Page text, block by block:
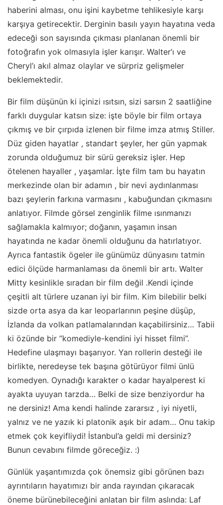
haberini alması, onu işini kaybetme tehlikesiyle karşı
karşıya getirecektir. Derginin basılı yayın hayatına veda
edeceği son sayısında çıkması planlanan önemli bir
fotoğrafın yok olmasıyla işler karışır. Walter’ı ve
Cheryl’ı akıl almaz olaylar ve sürpriz gelişmeler
beklemektedir.
Bir film düşünün ki içinizi ısıtsın, sizi sarsın 2 saatliğine
farklı duygular katsın size: işte böyle bir film ortaya
çıkmış ve bir çırpıda izlenen bir filme imza atmış Stiller.
Düz giden hayatlar , standart şeyler, her gün yapmak
zorunda olduğumuz bir sürü gereksiz işler. Hep
ötelenen hayaller , yaşamlar. İşte film tam bu hayatın
merkezinde olan bir adamın , bir nevi aydınlanması
bazı şeylerin farkına varmasını , kabuğundan çıkmasını
anlatıyor. Filmde görsel zenginlik filme ısınmanızı
sağlamakla kalmıyor; doğanın, yaşamın insan
hayatında ne kadar önemli olduğunu da hatırlatıyor.
Ayrıca fantastik ögeler ile günümüz dünyasını tatmin
edici ölçüde harmanlaması da önemli bir artı. Walter
Mitty kesinlikle sıradan bir film değil .Kendi içinde
çeşitli alt türlere uzanan iyi bir film. Kim bilebilir belki
sizde orta asya da kar leoparlarının peşine düşüp,
İzlanda da volkan patlamalarından kaçabilirsiniz… Tabii
ki özünde bir “komediyle-kendini iyi hisset filmi”.
Hedefine ulaşmayı başarıyor. Yan rollerin desteği ile
birlikte, neredeyse tek başına götürüyor filmi ünlü
komedyen. Oynadığı karakter o kadar hayalperest ki
ayakta uyuyan tarzda… Belki de size benziyordur ha
ne dersiniz! Ama kendi halinde zararsız , iyi niyetli,
yalnız ve ne yazık ki platonik aşık bir adam… Onu takip
etmek çok keyifliydi! İstanbul’a geldi mi dersiniz?
Bunun cevabını filmde göreceğiz. :)
Günlük yaşantımızda çok önemsiz gibi görünen bazı
ayrıntıların hayatımızı bir anda rayından çıkaracak
öneme bürünebileceğini anlatan bir film aslında: Laf